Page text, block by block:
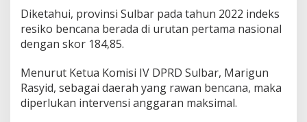
s
o
s
Diketahui, provinsi Sulbar pada tahun 2022 indeks
resiko bencana berada di urutan pertama nasional
dengan skor 184,85.
Menurut Ketua Komisi IV DPRD Sulbar, Marigun
Rasyid, sebagai daerah yang rawan bencana, maka
diperlukan intervensi anggaran maksimal.